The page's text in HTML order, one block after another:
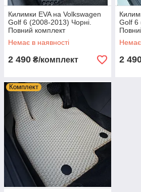
Килимки EVA на Volkswagen
Golf 6 (2008-2013) Чорні.
Повний комплект
Немає в наявності
2 490 ₴/комплект
Golf 6
Немає
2
Комплект